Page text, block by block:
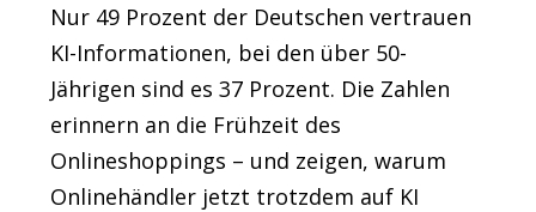
Nur 49 Prozent der Deutschen vertrauen
KI-Informationen, bei den über 50-
Jährigen sind es 37 Prozent. Die Zahlen
erinnern an die Frühzeit des
Onlineshoppings – und zeigen, warum
Onlinehändler jetzt trotzdem auf KI